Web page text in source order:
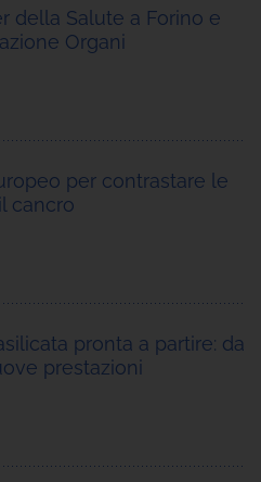
della Salute a Forino e
Organi
per contrastare le
cancro
pronta a partire: da
prestazioni